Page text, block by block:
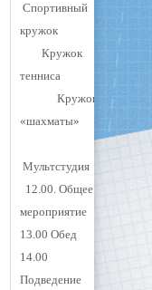
Спортивный
кружок
Кружок
тенниса
Кружок
«шахматы»
Мультстудия
12.00. Общее
мероприятие
13.00 Обед
14.00
Подведение